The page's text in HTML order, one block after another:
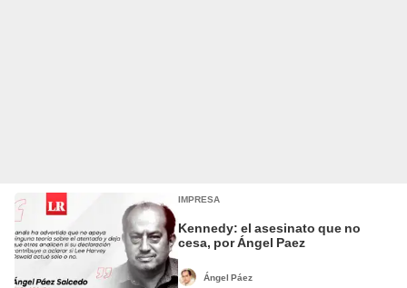
IMPRESA
Kennedy: el asesinato que no
cesa, por Ángel Paez
Ángel Páez